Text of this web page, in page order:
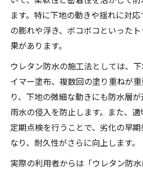
ます。特に下地の動きや揺れに対
の膨れや浮き、ボコボコといった
果があります。
ウレタン防水の施工法としては、
イマー塗布、複数回の塗り重ねが
り、下地の微細な動きにも防水層
雨水の侵入を防止します。また、
定期点検を行うことで、劣化の早
なり、耐久性がさらに向上します。
実際の利用者からは「ウレタン防